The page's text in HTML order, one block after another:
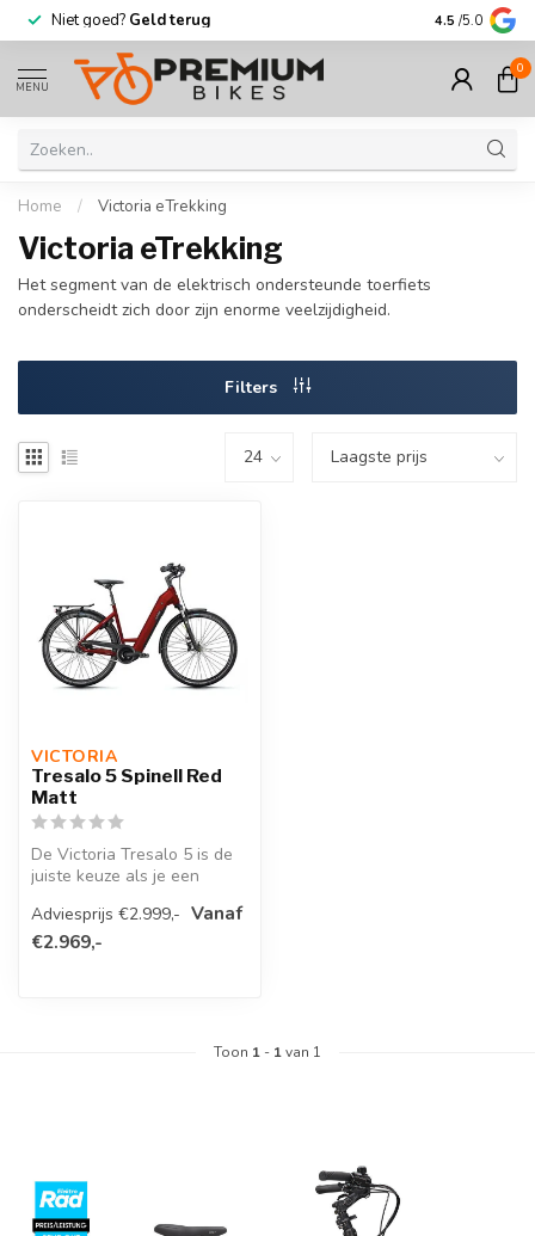
Niet goed? Geld terug Meer dan
4.5 /5.0
MENU
0
Home / Victoria eTrekking
Victoria eTrekking
Het segment van de elektrisch ondersteunde toerfiets
onderscheidt zich door zijn enorme veelzijdigheid.
Filters
VICTORIA
Tresalo 5 Spinell Red
Matt
De Victoria Tresalo 5 is de
juiste keuze als je een
voo...
Adviesprijs €2.999,- Vanaf
€2.969,-
Toon 1 - 1van 1